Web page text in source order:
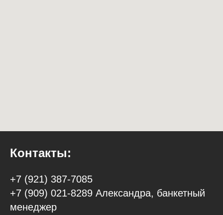
Контакты:
+7 (921) 387-7085
+7 (909) 021-8289 Александра, банкетный
менеджер